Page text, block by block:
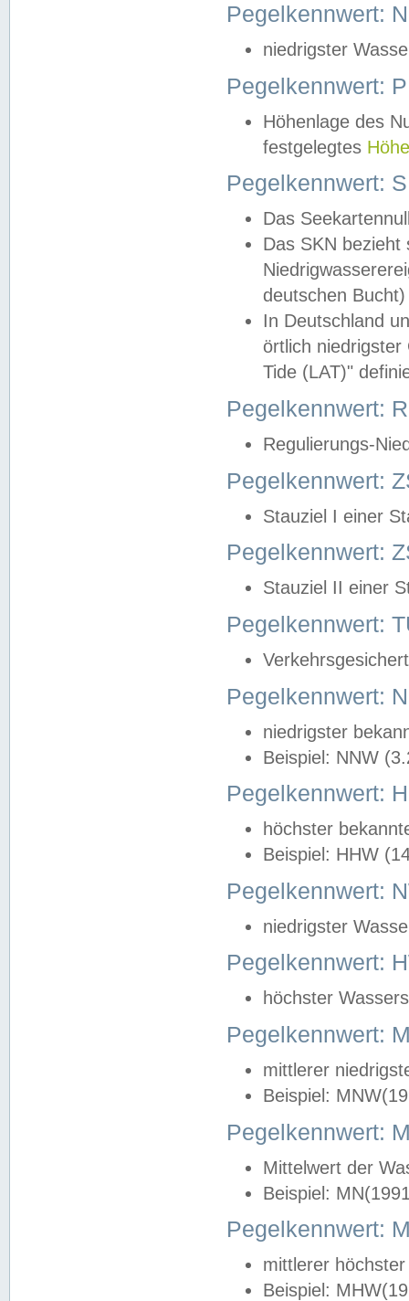
Pegelkennwert:
niedrigster
Pegelkennwert:
Höhenlage des
festgelegtes
Pegelkennwert:
Das
Das SKN
deutschen
In Deutschland
örtlich
Tide (LAT)"
Pegelkennwert:
Regulierungs-
Pegelkennwert:
Stauziel I einer
Pegelkennwert:
Stauziel II einer
Pegelkennwert:
Pegelkennwert:
niedrigster
Beispiel: NNW
Pegelkennwert:
höchster
Beispiel: HHW
Pegelkennwert:
niedrigster
Pegelkennwert:
höchster
Pegelkennwert:
mittlerer
Beispiel:
Pegelkennwert:
Mittelwert der
Beispiel:
Pegelkennwert:
mittlerer
Beispiel: